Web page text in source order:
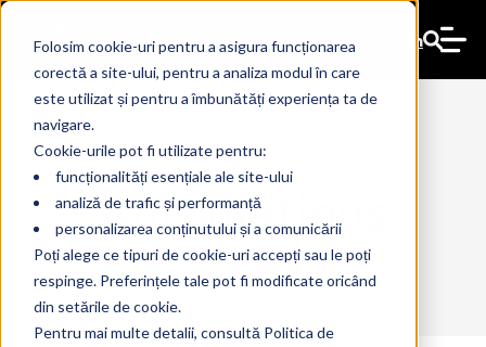
Folosim cookie-uri pentru a asigura funcționarea
corectă a site-ului, pentru a analiza modul în care
este utilizat și pentru a îmbunătăți experiența ta de
navigare.
Cookie-urile pot fi utilizate pentru:
funcționalități esențiale ale site-ului
analiză de trafic și performanță
personalizarea conținutului și a comunicării
Poți alege ce tipuri de cookie-uri accepți sau le poți
respinge. Preferințele tale pot fi modificate oricând
din setările de cookie.
Pentru mai multe detalii, consultă Politica de
En
Automations